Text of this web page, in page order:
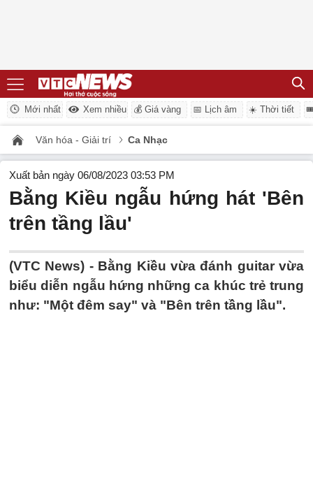
Mới nhất Xem nhiều 💰 Giá vàng 📅 Lịch âm ☀️ Thời tiết
Văn hóa - Giải trí Ca Nhạc
Xuất bản ngày 06/08/2023 03:53 PM
Bằng Kiều ngẫu hứng hát 'Bên
trên tầng lầu'
(VTC News) - Bằng Kiều vừa đánh guitar vừa
biểu diễn ngẫu hứng những ca khúc trẻ trung
như: "Một đêm say" và "Bên trên tầng lầu".